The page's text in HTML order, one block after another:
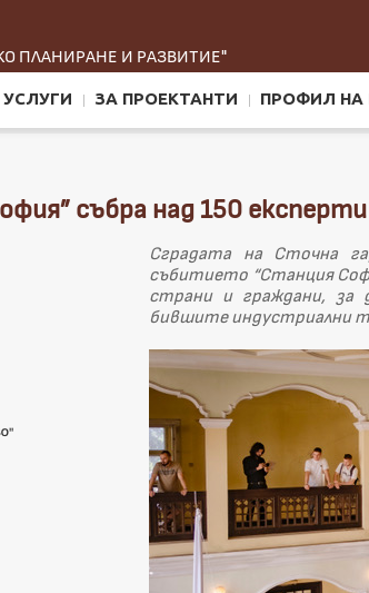
ПЛАНИРАНЕ И РАЗВИТИЕ"
УСЛУГИ ЗА ПРОЕКТАНТИ ПРОФИЛ НА
събра над 150 експерти
Сградата на Сточна
събитието “Станция
страни и граждани, за
бившите индустриални